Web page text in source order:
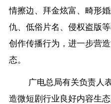
情擦边、拜金炫富、畸形
仇、低俗片名、侵权盗版
创作传播行为，进一步营
态。
广电总局有关负责人
造微短剧行业良好内容生